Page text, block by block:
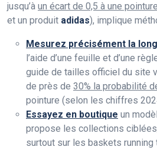
jusqu’à un écart de 0,5 à une pointure
et un produit adidas), implique
Mesurez précisément la
l’aide d’une feuille et d’une
guide de tailles officiel du site
de près de 30% la probabilité
pointure (selon les chiffres
Essayez en boutique un
propose les collections
surtout sur les baskets